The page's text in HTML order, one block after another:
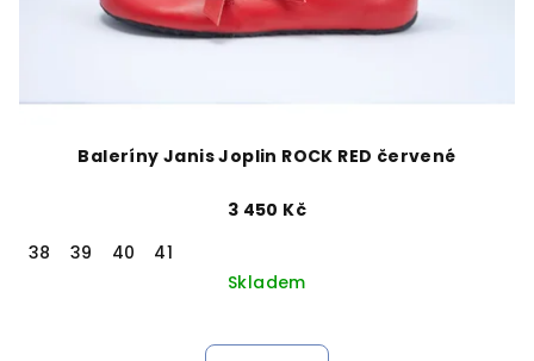
Baleríny Janis Joplin ROCK RED červené
3 450 Kč
38
39 40
41
Skladem